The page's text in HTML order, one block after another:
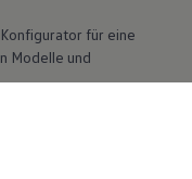
für eine
Modelle und